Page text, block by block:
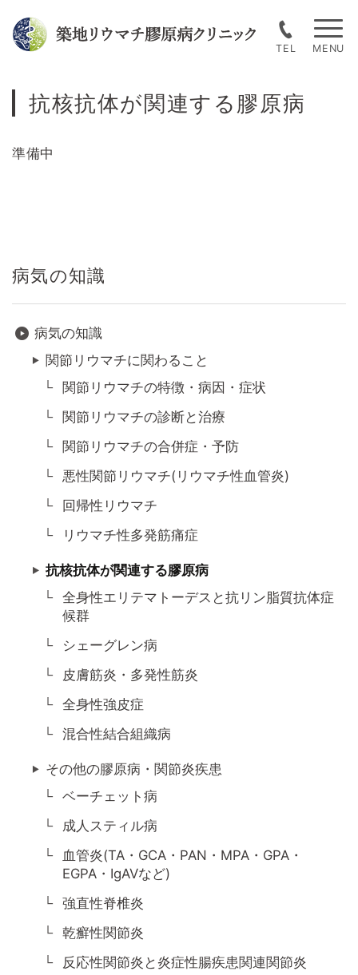
to
content
TEL
抗核抗体が関連する膠原病
準備中
病気の知識
病気の知識
関節リウマチに関わること
関節リウマチの特徴・病因・症状
関節リウマチの診断と治療
関節リウマチの合併症・予防
悪性関節リウマチ(リウマチ性血管炎)
回帰性リウマチ
リウマチ性多発筋痛症
抗核抗体が関連する膠原病
全身性エリテマトーデスと抗リン脂質抗体症
候群
シェーグレン病
皮膚筋炎・多発性筋炎
全身性強皮症
混合性結合組織病
その他の膠原病・関節炎疾患
ベーチェット病
成人スティル病
血管炎(TA・GCA・PAN・MPA・GPA・
EGPA・IgAVなど)
強直性脊椎炎
乾癬性関節炎
反応性関節炎と炎症性腸疾患関連関節炎